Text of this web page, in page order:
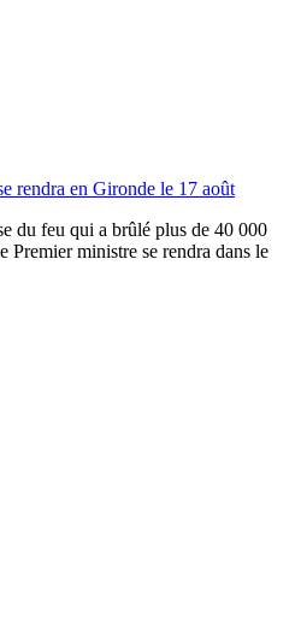
rendra en Gironde le 17 août
du feu qui a brûlé plus de 40 000
Premier ministre se rendra dans le